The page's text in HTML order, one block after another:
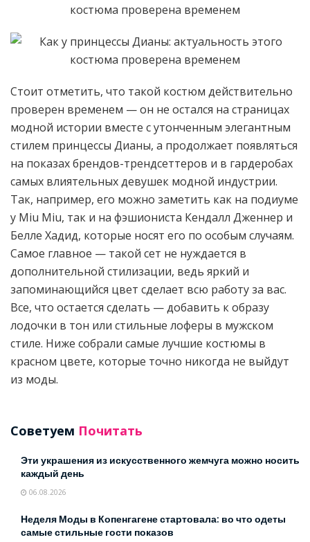
Стоит отметить, что такой костюм действительно
проверен временем — он не остался на страницах
модной истории вместе с утонченным элегантным
стилем принцессы Дианы, а продолжает появляться
на показах брендов-трендсеттеров и в гардеробах
самых влиятельных девушек модной индустрии.
Так, например, его можно заметить как на подиуме
у Miu Miu, так и на фэшиониста Кендалл Дженнер и
Белле Хадид, которые носят его по особым случаям.
Самое главное — такой сет не нуждается в
дополнительной стилизации, ведь яркий и
запоминающийся цвет сделает всю работу за вас.
Все, что остается сделать — добавить к образу
лодочки в тон или стильные лоферы в мужском
стиле. Ниже собрали самые лучшие костюмы в
красном цвете, которые точно никогда не выйдут
из моды.
Советуем Почитать
Эти украшения из искусственного жемчуга можно носить
каждый день
06.08.2026
Неделя Моды в Копенгагене стартовала: во что одеты
самые стильные гости показов